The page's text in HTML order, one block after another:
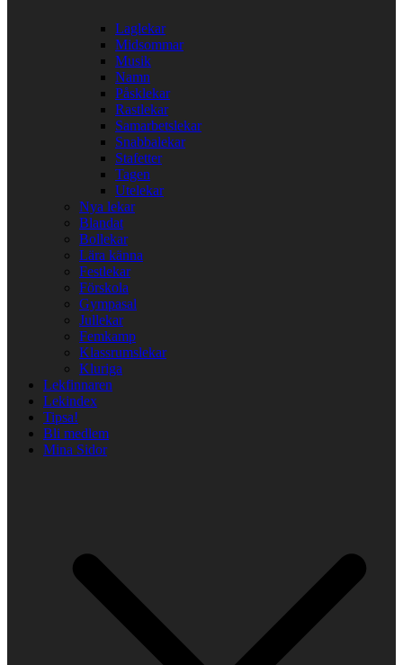
Laglekar
Midsommar
Musik
Namn
Påsklekar
Rastlekar
Samarbetslekar
Snabbalekar
Stafetter
Tagen
Utelekar
Nya lekar
Blandat
Bollekar
Lära känna
Festlekar
Förskola
Gympasal
Jullekar
Femkamp
Klassrumslekar
Kluriga
Lekfinnaren
Lekindex
Tipsa!
Bli medlem
Mina Sidor